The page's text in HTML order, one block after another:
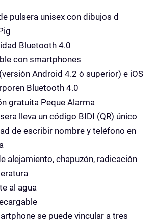
pulsera unisex con dibujos d
Bluetooth 4.0
con smartphones
Android 4.2 ó superior) e iOS
Bluetooth 4.0
gratuita Peque Alarma
lleva un código BIDI (QR) único
de escribir nombre y teléfono en
alejamiento, chapuzón, radicación
al agua
se puede vincular a tres